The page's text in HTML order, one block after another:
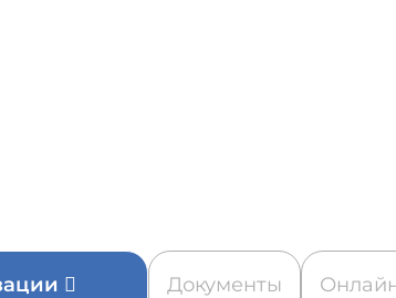
Документы